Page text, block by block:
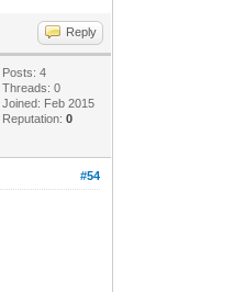
Reply
Posts: 4
Threads: 0
Joined: Feb 2015
Reputation:0
#54